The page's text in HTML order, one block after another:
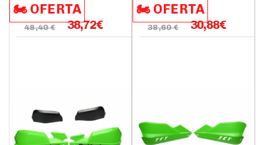
🏍️​​ OFERTA
48,40 € 38,72€
🏍️​​ OFERTA
38,60 € 30,88€